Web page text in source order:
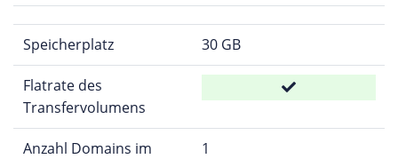
Speicherplatz 30 GB
Flatrate des
Transfervolumens
Anzahl Domains im
1